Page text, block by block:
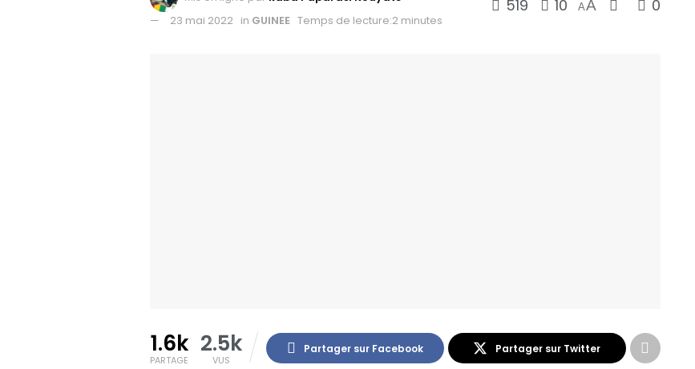
23 mai 2022 in GUINEE Temps de lecture:2 minutes
519 10 AA 0
1.6k
PARTAGE
2.5k
VUS
Partager sur Facebook Partager sur Twitter